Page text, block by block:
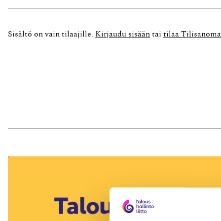
muutoksia valmistelevissa työryhmissä. Hän
Sisältö on vain tilaajille. Kirjaudu sisään tai tilaa